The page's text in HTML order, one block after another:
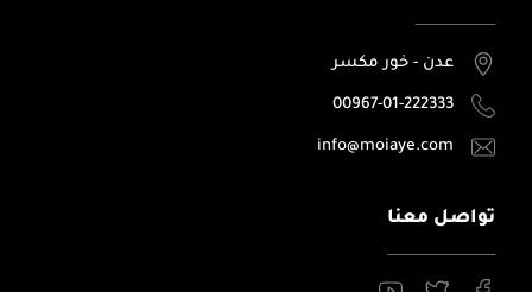
عدن - خور مكسر
00967-01-222333
info@moiaye.com
تواصل معنا